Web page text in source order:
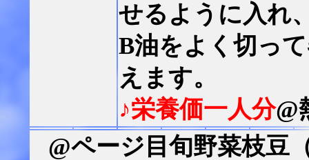
せるように入れ
B油をよく切っ
えます。
♪栄養価一人分@
@ページ目旬野菜枝豆